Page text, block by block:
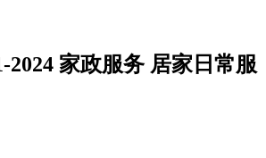
2024 家政服务 居家日常服